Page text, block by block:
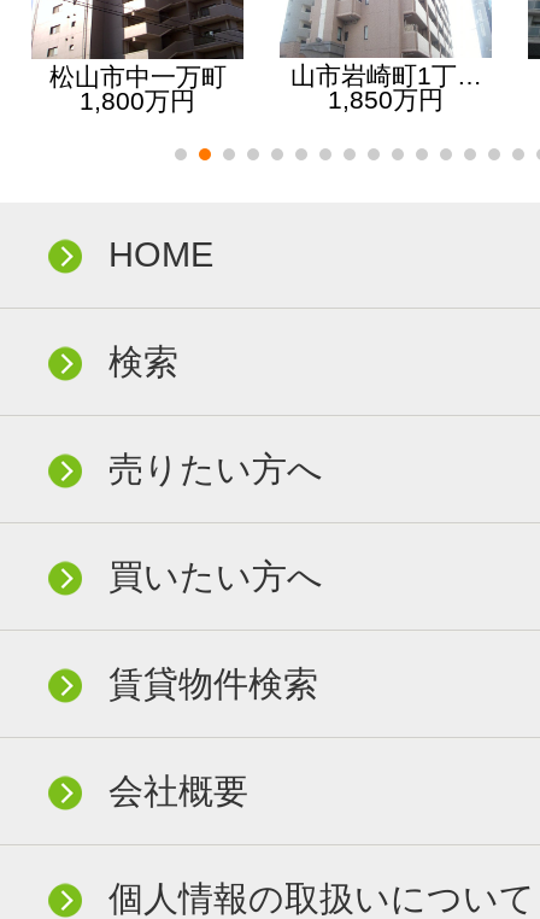
松山市中一万町
1,800万円
山市岩崎町1丁…
1,850万円
HOME
検索
売りたい方へ
買いたい方へ
賃貸物件検索
会社概要
個人情報の取扱いについて